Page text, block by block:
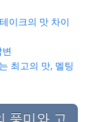
이크의 맛 차이
최고의 맛, 멜팅
풍미와 고